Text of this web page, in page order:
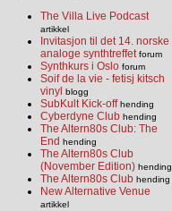
The Villa Live Podcast
artikkel
Invitasjon til det 14. norske
analoge synthtreffet forum
Synthkurs i Oslo forum
Soif de la vie - fetisj kitsch
vinyl
blogg
SubKult Kick-off hending
Cyberdyne Club hending
The Altern80s Club: The
End hending
The Altern80s Club
(November Edition) hending
The Altern80s Club hending
New Alternative Venue
artikkel